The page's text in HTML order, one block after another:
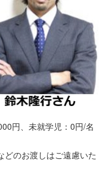
円、未就学児：0円/名
どのお渡しはご遠慮いた